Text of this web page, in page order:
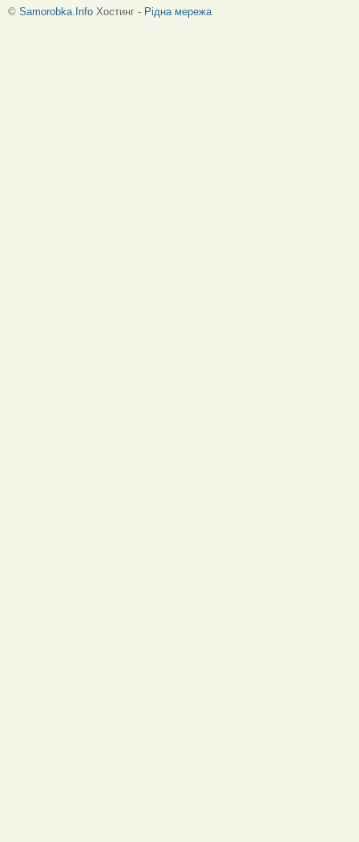
© Samorobka.Info Хостинг - Рідна мережа